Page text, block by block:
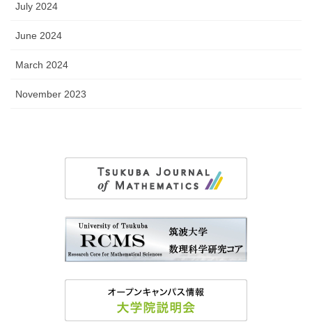
July 2024
June 2024
March 2024
November 2023